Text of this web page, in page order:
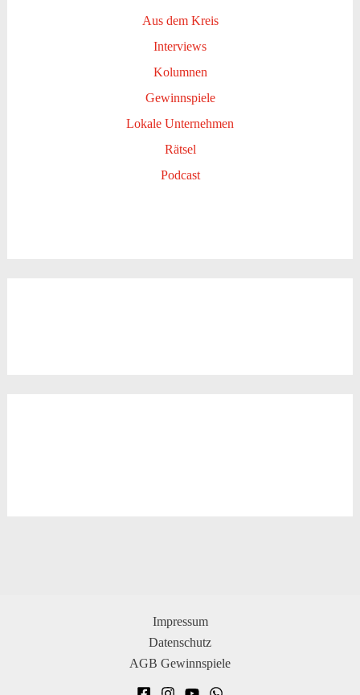
Aus dem Kreis
Interviews
Kolumnen
Gewinnspiele
Lokale Unternehmen
Rätsel
Podcast
Impressum
Datenschutz
AGB Gewinnspiele